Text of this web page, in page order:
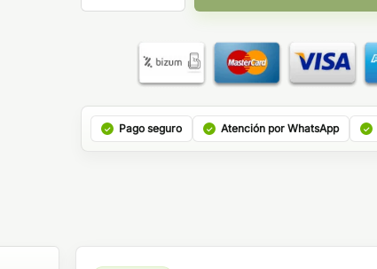
Pago seguro Atención por WhatsApp